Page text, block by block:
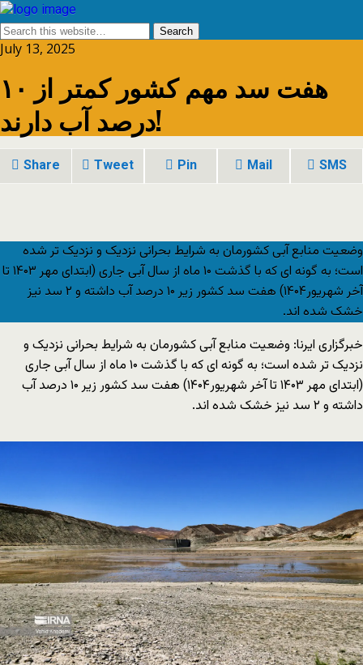
July 13, 2025
هفت سد مهم کشور کمتر از ۱۰
درصد آب دارند!
Share Tweet Pin Mail SMS
وضعیت منابع آبی کشورمان به شرایط بحرانی نزدیک و نزدیک تر شده
است؛ به گونه ای که با گذشت ۱۰ ماه از سال آبی جاری (ابتدای مهر ۱۴۰۳ تا
آخر شهریور۱۴۰۴) هفت سد کشور زیر ۱۰ درصد آب داشته و ۲ سد نیز
خشک شده اند.
خبرگزاری ایرنا: وضعیت منابع آبی کشورمان به شرایط بحرانی نزدیک و
نزدیک تر شده است؛ به گونه ای که با گذشت ۱۰ ماه از سال آبی جاری
(ابتدای مهر ۱۴۰۳ تا آخر شهریور۱۴۰۴) هفت سد کشور زیر ۱۰ درصد آب
داشته و ۲ سد نیز خشک شده اند.